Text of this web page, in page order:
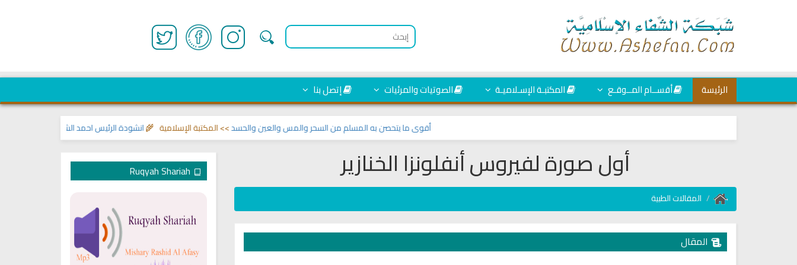
الرئيسة أقســام المــوقـع المكتبـة الإسـلاميـة الصوتيات والمرئيات إتصل بنا
انشودة الرئيس احمد الشرع>> اناشيد ابراهيم الاحمد أقوى ما يتحصن به المسلم من السحر والمس والعين والحسد>> المكتبة الإسلامية 🌾
أول صورة لفيروس أنفلونزا الخنازير
المقالات الطبية
المقال